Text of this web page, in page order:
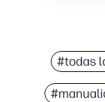
#todas